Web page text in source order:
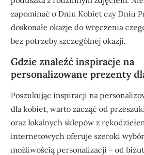
zapominać o Dniu Kobiet czy Dniu
doskonałe okazje do wręczenia
bez potrzeby szczególnej okazji.
Gdzie znaleźć inspiracje na
personalizowane prezenty
Poszukując inspiracji na
dla kobiet, warto zacząć od
oraz lokalnych sklepów z
internetowych oferuje szeroki
możliwością personalizacji – od